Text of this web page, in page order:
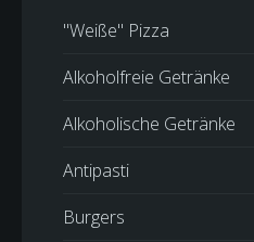
"Weiße" Pizza
Alkoholfreie Getränke
Alkoholische Getränke
Antipasti
Burgers